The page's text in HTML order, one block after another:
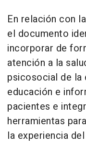
En relación con
el documento
incorporar de
atención a la
psicosocial de la
educación e
pacientes e
herramientas
la experiencia